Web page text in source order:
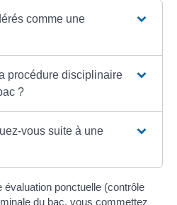
comme une
procédure disciplinaire
?
vous suite à une
ponctuelle (contrôle
du bac, vous commettez